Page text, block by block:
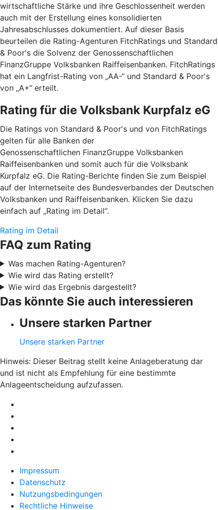
wirtschaftliche Stärke und ihre Geschlossenheit werden
auch mit der Erstellung eines konsolidierten
Jahresabschlusses dokumentiert. Auf dieser Basis
beurteilen die Rating-Agenturen FitchRatings und Standard
& Poor's die Solvenz der Genossenschaftlichen
FinanzGruppe Volksbanken Raiffeisenbanken. FitchRatings
hat ein Langfrist-Rating von „AA-“ und Standard & Poor's
von „A+“ erteilt.
Rating für die Volksbank Kurpfalz eG
Die Ratings von Standard & Poor's und von FitchRatings
gelten für alle Banken der
Genossenschaftlichen FinanzGruppe Volksbanken
Raiffeisenbanken und somit auch für die Volksbank
Kurpfalz eG. Die Rating-Berichte finden Sie zum Beispiel
auf der Internetseite des Bundesverbandes der Deutschen
Volksbanken und Raiffeisenbanken. Klicken Sie dazu
einfach auf „Rating im Detail“.
Rating im Detail
FAQ zum Rating
Was machen Rating-Agenturen?
Wie wird das Rating erstellt?
Wie wird das Ergebnis dargestellt?
Das könnte Sie auch interessieren
Unsere starken Partner
Unsere starken Partner
Hinweis: Dieser Beitrag stellt keine Anlageberatung dar
und ist nicht als Empfehlung für eine bestimmte
Anlageentscheidung aufzufassen.
Impressum
Datenschutz
Nutzungsbedingungen
Rechtliche Hinweise